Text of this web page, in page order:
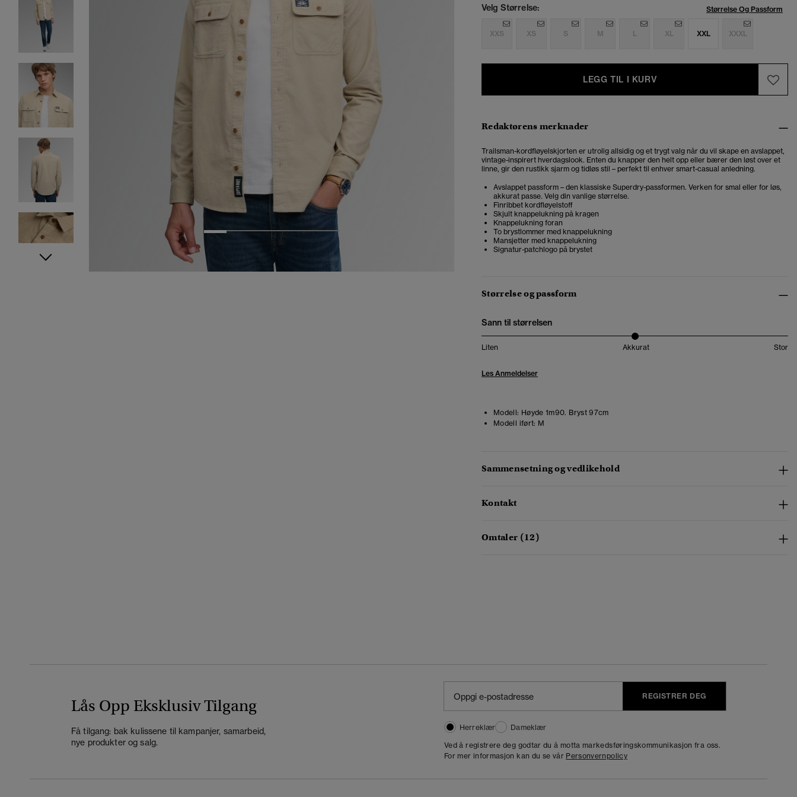
4
Velg Størrelse: Størrelse Og Passform
XXS XS S M L XL XXL XXXL
LEGG TIL I KURV
Redaktørens merknader
Trailsman-kordfløyelskjorten er utrolig allsidig og et trygt valg når du vil skape en avslappet,
vintage-inspirert hverdagslook. Enten du knapper den helt opp eller bærer den løst over et
linne, gir den rustikk sjarm og tidløs stil – perfekt til enhver smart-casual anledning.
Avslappet passform – den klassiske Superdry-passformen. Verken for smal eller for løs,
akkurat passe. Velg din vanlige størrelse.
Finribbet kordfløyelstoff
Skjult knappelukning på kragen
Knappelukning foran
To brystlommer med knappelukning
Mansjetter med knappelukning
Signatur-patchlogo på brystet
Størrelse og passform
Sann til størrelsen
Liten Akkurat Stor
Les Anmeldelser
Modell: Høyde 1m90. Bryst 97cm
Modell iført: M
Sammensetning og vedlikehold
Kontakt
Omtaler (12)
Lås Opp Eksklusiv Tilgang
Få tilgang: bak kulissene til kampanjer, samarbeid,
nye produkter og salg.
REGISTRER DEG
Herreklær
Dameklær
Ved å registrere deg godtar du å motta markedsføringskommunikasjon fra oss.
For mer informasjon kan du se vår Personvernpolicy